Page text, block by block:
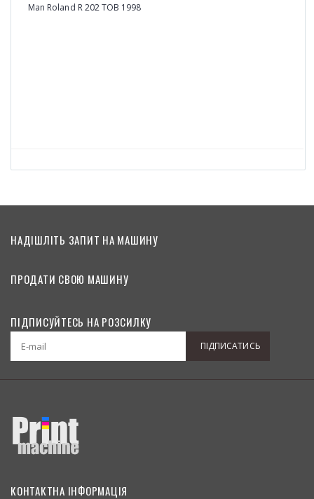
Man Roland R 202 TOB 1998
НАДІШЛІТЬ ЗАПИТ НА МАШИНУ
ПРОДАТИ СВОЮ МАШИНУ
ПІДПИСУЙТЕСЬ НА РОЗСИЛКУ
ПІДПИСАТИСЬ
КОНТАКТНА ІНФОРМАЦІЯ